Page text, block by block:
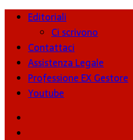
Editoriali
Ci scrivono
Contattaci
Assistenza Legale
Professione EX Gestore
Youtube